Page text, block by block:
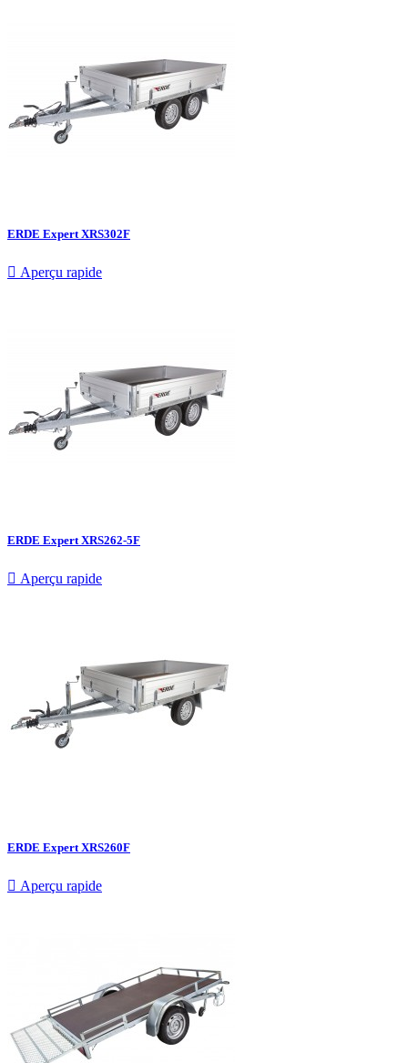
ERDE Expert XRS302F
 Aperçu rapide
ERDE Expert XRS262-5F
 Aperçu rapide
ERDE Expert XRS260F
 Aperçu rapide